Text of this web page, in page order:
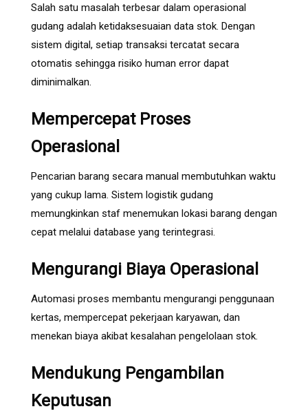
Salah satu masalah terbesar dalam operasional
gudang adalah ketidaksesuaian data stok. Dengan
sistem digital, setiap transaksi tercatat secara
otomatis sehingga risiko human error dapat
diminimalkan.
Mempercepat Proses
Operasional
Pencarian barang secara manual membutuhkan waktu
yang cukup lama. Sistem logistik gudang
memungkinkan staf menemukan lokasi barang dengan
cepat melalui database yang terintegrasi.
Mengurangi Biaya Operasional
Automasi proses membantu mengurangi penggunaan
kertas, mempercepat pekerjaan karyawan, dan
menekan biaya akibat kesalahan pengelolaan stok.
Mendukung Pengambilan
Keputusan